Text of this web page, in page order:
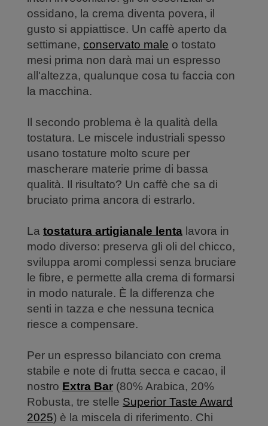
ossidano, la crema diventa povera, il
gusto si appiattisce. Un caffè aperto da
settimane, conservato male o tostato
mesi prima non darà mai un espresso
all'altezza, qualunque cosa tu faccia con
la macchina.
Il secondo problema è la qualità della
tostatura. Le miscele industriali spesso
usano tostature molto scure per
mascherare materie prime di bassa
qualità. Il risultato? Un caffè che sa di
bruciato prima ancora di estrarlo.
La tostatura artigianale lenta lavora in
modo diverso: preserva gli oli del chicco,
sviluppa aromi complessi senza bruciare
le fibre, e permette alla crema di formarsi
in modo naturale. È la differenza che
senti in tazza e che nessuna tecnica
riesce a compensare.
Per un espresso bilanciato con crema
stabile e note di frutta secca e cacao, il
nostro Extra Bar (80% Arabica, 20%
Robusta, tre stelle Superior Taste Award
2025) è la miscela di riferimento. Chi